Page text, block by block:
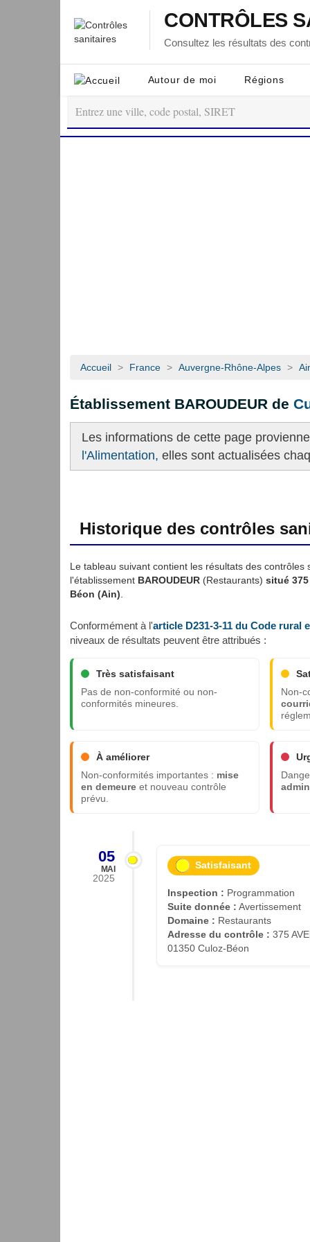
CONTRÔLES
Consultez les résultats des
Autour de moi Régions
Accueil > France > Auvergne-Rhône-Alpes >
Établissement BAROUDEUR de
Les informations de cette page
l'Alimentation, elles sont actualisées
Historique des contrôles
Le tableau suivant contient les résultats des contrôles
l'établissement BAROUDEUR (Restaurants) situé 375
Béon (Ain)
Conformément à l'article D231-3-11 du Code rural
niveaux de résultats peuvent être attribués :
Très satisfaisant
Pas de non-conformité ou non-
conformités mineures.
Non-
À améliorer
Non-conformités importantes : mise
en demeure et nouveau contrôle
prévu.
05
MAI
2025
Satisfaisant
Inspection : Programmation
Suite donnée : Avertissement
Domaine : Restaurants
Adresse du contrôle : 375
01350 Culoz-Béon